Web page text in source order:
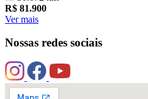
R$ 81.900
Ver mais
Nossas redes sociais